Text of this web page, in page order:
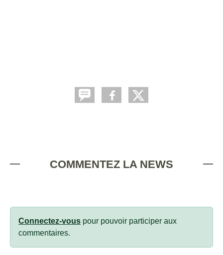
COMMENTEZ LA NEWS
Connectez-vous pour pouvoir participer aux
commentaires.